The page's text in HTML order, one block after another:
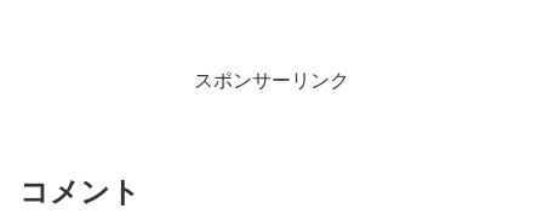
スポンサーリンク
コメント